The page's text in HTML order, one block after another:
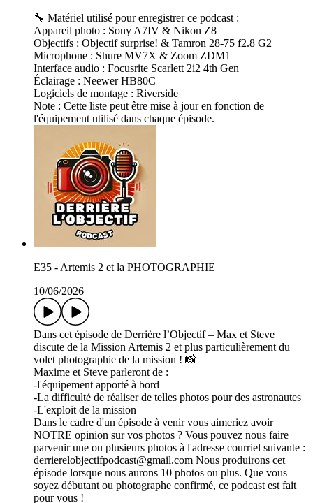
🔧 Matériel utilisé pour enregistrer ce podcast :
Appareil photo : Sony A7IV & Nikon Z8
Objectifs : Objectif surprise! & Tamron 28-75 f2.8 G2
Microphone : Shure MV7X & Zoom ZDM1
Interface audio : Focusrite Scarlett 2i2 4th Gen
Éclairage : Neewer HB80C
Logiciels de montage : Riverside
Note : Cette liste peut être mise à jour en fonction de
l'équipement utilisé dans chaque épisode.
E35 - Artemis 2 et la PHOTOGRAPHIE
10/06/2026
Dans cet épisode de Derrière l’Objectif – Max et Steve
discute de la Mission Artemis 2 et plus particulièrement du
volet photographie de la mission ! 📸
Maxime et Steve parleront de :
-l'équipement apporté à bord
-La difficulté de réaliser de telles photos pour des astronautes
-L'exploit de la mission
Dans le cadre d'un épisode à venir vous aimeriez avoir
NOTRE opinion sur vos photos ? Vous pouvez nous faire
parvenir une ou plusieurs photos à l'adresse courriel suivante :
derrierelobjectifpodcast@gmail.com Nous produirons cet
épisode lorsque nous aurons 10 photos ou plus. Que vous
soyez débutant ou photographe confirmé, ce podcast est fait
pour vous !